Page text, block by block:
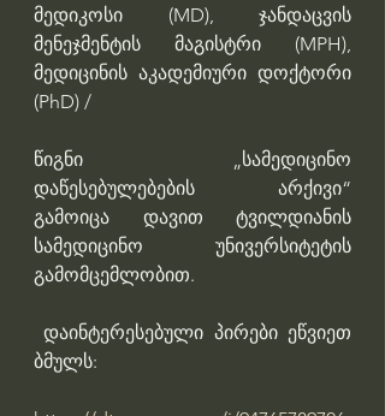
მედიკოსი (MD), ჯანდაცვის
მენეჯმენტის მაგისტრი (MPH),
მედიცინის აკადემიური დოქტორი
(PhD) /
წიგნი  „სამედიცინო
დაწესებულებების არქივი“
გამოიცა დავით ტვილდიანის
სამედიცინო უნივერსიტეტის
გამომცემლობით.
დაინტერესებული პირები ეწვიეთ
ბმულს: